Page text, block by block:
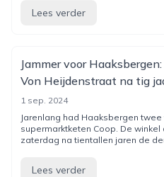
Lees verder
Jammer voor
Von Heijdenstraat na tig
1 sep. 2024
Jarenlang had Haaksbergen
supermarktketen Coop. De
zaterdag na tientallen jaren de
Lees verder